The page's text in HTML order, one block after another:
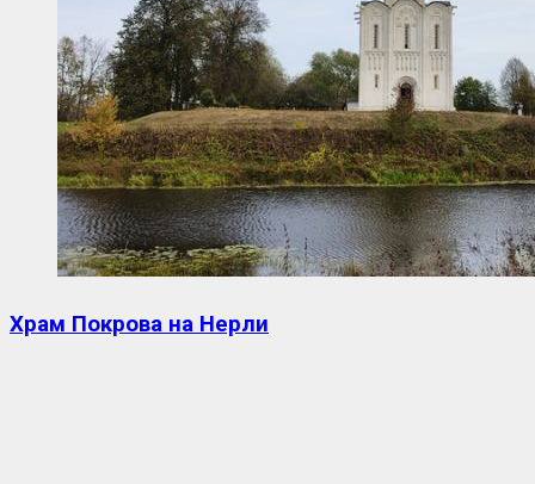
Храм Покрова на Нерли